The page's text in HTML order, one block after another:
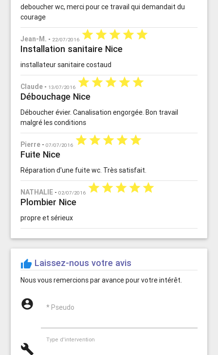
deboucher wc, merci pour ce travail qui demandait du
courage
Jean-M. - 22/07/2016 starstarstarstarstar
Installation sanitaire Nice
installateur sanitaire costaud
Claude - 13/07/2016 starstarstarstarstar
Débouchage Nice
Déboucher évier. Canalisation engorgée. Bon travail
malgré les conditions
Pierre -07/07/2016 starstarstarstarstar
Fuite Nice
Réparation d'une fuite wc. Très satisfait.
NATHALIE -02/07/2016 starstarstarstarstar
Plombier Nice
propre et sérieux
thumb_up Laissez-nous votre avis
Nous vous remercions par avance pour votre intérêt.
account_circle * Pseudo
build
Type d'intervention